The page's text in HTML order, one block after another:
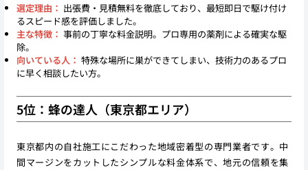
選定理由： 出張費・見積無料を徹底しており、最短即日で駆け付け
るスピード感を評価しました。
主な特徴： 事前の丁寧な料金説明。プロ専用の薬剤による確実な駆
除。
向いている人： 特殊な場所に巣ができてしまい、技術力のあるプロ
に早く相談したい方。
5位：蜂の達人（東京都エリア）
東京都内の自社施工にこだわった地域密着型の専門業者です。中
間マージンをカットしたシンプルな料金体系で、地元の信頼を集